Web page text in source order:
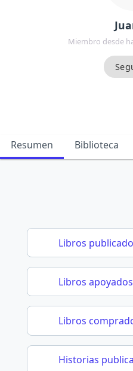
Miembro desde
Resumen Biblioteca
Libros
Libros
Libros
Historias